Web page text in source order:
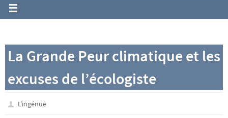
La Grande Peur climatique et les
excuses de l’écologiste
L'ingénue